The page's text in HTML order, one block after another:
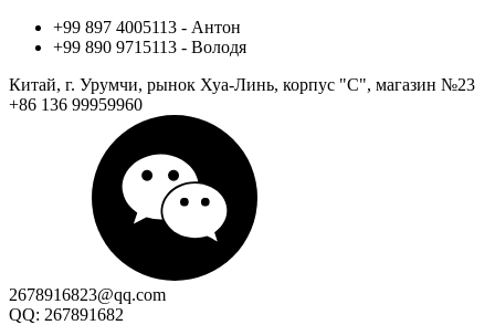
+99 897 4005113 - Антон
+99 890 9715113 - Володя
Китай, г. Урумчи, рынок Хуа-Линь, корпус "С", магазин №23
+86 136 99959960
2678916823@qq.com
QQ: 267891682